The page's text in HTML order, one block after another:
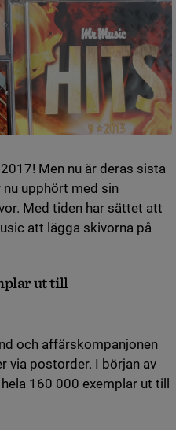
Men nu är deras sista
nu upphört med sin
Med tiden har sättet att
att lägga skivorna på
ut till
och affärskompanjonen
via postorder. I början av
160 000 exemplar ut till